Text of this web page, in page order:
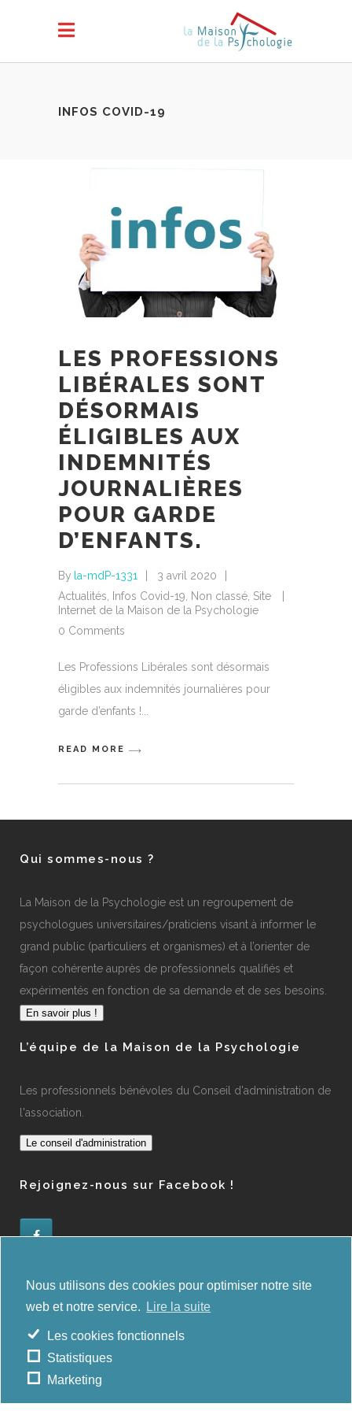
INFOS COVID-19
LES PROFESSIONS
LIBÉRALES SONT
DÉSORMAIS
ÉLIGIBLES AUX
INDEMNITÉS
JOURNALIÈRES
POUR GARDE
D’ENFANTS.
By la-mdP-1331
3 avril 2020
Actualités
Infos Covid-19 Non classé Site
Internet de la Maison de la Psychologie
0 Comments
Les Professions Libérales sont désormais
éligibles aux indemnités journalières pour
garde d’enfants !
READ MORE
Qui sommes-nous ?
La Maison de la Psychologie est un regroupement de
psychologues universitaires/praticiens visant à informer le
grand public (particuliers et organismes) et à l’orienter de
façon cohérente auprès de professionnels qualifiés et
expérimentés en fonction de sa demande et de ses besoins.
En savoir plus !
L’équipe de la Maison de la Psychologie
Les professionnels bénévoles du Conseil d'administration de
l'association.
Le conseil d'administration
Rejoignez-nous sur Facebook !
Administration des orientations
Copyrights
La Maison de la Psychologie © 2021
Nous utilisons des cookies pour optimiser notre site
web et notre service.
Lire la suite
Les cookies fonctionnels
Statistiques
Marketing